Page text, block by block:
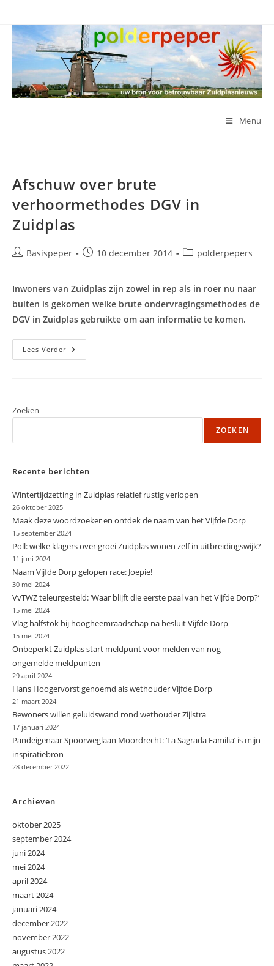
naar
inhoud
Menu
Afschuw over brute
verhoormethodes DGV in
Zuidplas
BerichtBasispeper
Bericht10 december 2014 Berichtcategorie:
polderpepers
Inwoners van Zuidplas zijn zowel in rep als in roer nu naar
buiten is gekomen welke brute ondervragingsmethodes de
DGV in Zuidplas gebruikte om aan informatie te komen.
Lees VerderAfschuw
Over
Zoeken
ZOEKEN
Recente berichten
Wintertijdzetting in Zuidplas relatief rustig verlopen
26 oktober 2025
Maak deze woordzoeker en ontdek de naam van het Vijfde Dorp
15 september 2024
Poll: welke klagers over groei Zuidplas wonen zelf in uitbreidingswijk?
11 juni 2024
Naam Vijfde Dorp gelopen race: Joepie!
30 mei 2024
VvTWZ teleurgesteld: ‘Waar blijft die eerste paal van het Vijfde Dorp?’
15 mei 2024
Vlag halfstok bij hoogheemraadschap na besluit Vijfde Dorp
15 mei 2024
Onbeperkt Zuidplas start meldpunt voor melden van nog
ongemelde meldpunten
29 april 2024
Hans Hoogervorst genoemd als wethouder Vijfde Dorp
21 maart 2024
Bewoners willen geluidswand rond wethouder Zijlstra
17 januari 2024
Pandeigenaar Spoorweglaan Moordrecht: ‘La Sagrada Familia’ is mijn
inspiratiebron
28 december 2022
Archieven
oktober 2025
september 2024
juni 2024
mei 2024
april 2024
maart 2024
januari 2024
december 2022
november 2022
augustus 2022